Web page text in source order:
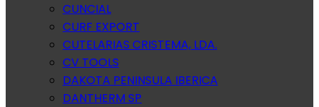
CUNCIAL
CURF EXPORT
CUTELARIAS CRISTEMA, LDA.
CV TOOLS
DAKOTA PENINSULA IBERICA
DANTHERM SP